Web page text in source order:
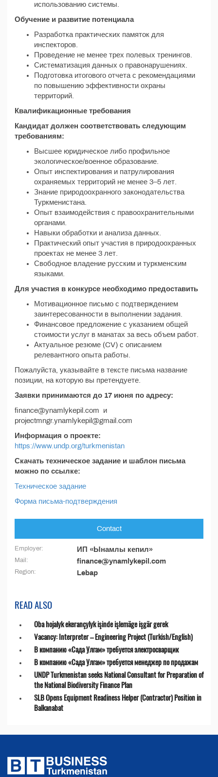
использованию системы.
Обучение и развитие потенциала
Разработка практических памяток для
инспекторов.
Проведение не менее трех полевых тренингов.
Систематизация данных о правонарушениях.
Подготовка итогового отчета с рекомендациями
по повышению эффективности охраны
территорий.
Квалификационные требования
Кандидат должен соответствовать следующим
требованиям:
Высшее юридическое либо профильное
экологическое/военное образование.
Опыт инспектирования и патрулирования
охраняемых территорий не менее 3–5 лет.
Знание природоохранного законодательства
Туркменистана.
Опыт взаимодействия с правоохранительными
органами.
Навыки обработки и анализа данных.
Практический опыт участия в природоохранных
проектах не менее 3 лет.
Свободное владение русским и туркменским
языками.
Для участия в конкурсе необходимо предоставить
Мотивационное письмо с подтверждением
заинтересованности в выполнении задания.
Финансовое предложение с указанием общей
стоимости услуг в манатах за весь объем работ.
Актуальное резюме (CV) с описанием
релевантного опыта работы.
Пожалуйста, указывайте в тексте письма название
позиции, на которую вы претендуете.
Заявки принимаются до 17 июня по адресу:
finance@ynamlykepil.com и
projectmngr.ynamlykepil@gmail.com
Информация о проекте:
https://www.undp.org/turkmenistan
Скачать техническое задание и шаблон письма
можно по ссылке:
Техническое задание
Форма письма-подтверждения
Contact
Employer: ИП «Ынамлы кепил»
Mail: finance@ynamlykepil.com
Region: Lebap
READ ALSO
Oba hojalyk ekerançylyk işinde işlemäge işgär gerek
Vacancy: Interpreter – Engineering Project (Turkish/English)
В компанию «Сада Улгам» требуется электросварщик
В компанию «Сада Улгам» требуется менеджер по продажам
UNDP Turkmenistan seeks National Consultant for Preparation of
the National Biodiversity Finance Plan
SLB Opens Equipment Readiness Helper (Contractor) Position in
Balkanabat